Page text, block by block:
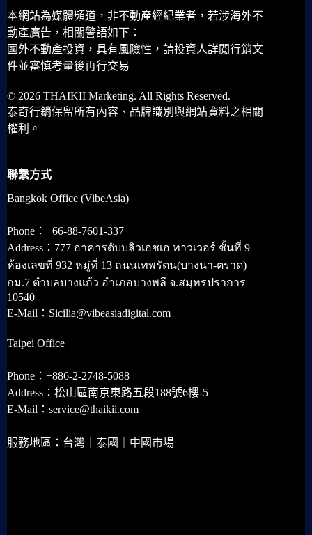
本網站為媒體頻道，非不動產經紀業者，若涉海外不
動產廣告，相關警語如下：
國外不動產投資，具有風險性，請投資人詳閱行銷文
件並審慎考量後再行交易
© 2026 THAIKII Marketing. All Rights Reserved.
泰奇行銷保留所有內容、品牌識別與網站資料之相關
權利。
聯繫方式
Bangkok Office (VibeAsia)
Phone：+66-88-7601-337
Address：777 อาคารดับบลิวเอชเอ ทาวเวอร์ ชั้นที่ 9
ห้องเลขที่ 932 หมู่ที่ 13 ถนนเทพรัตน(บางนา-ตราด)
กม.7 ตำบลบางแก้ว อำเภอบางพลี จ.สมุทรปราการ
10540
E-Mail：Sicilia@vibeasiadigital.com
Taipei Office
Phone：+886-2-2748-5088
Address：松山區南京東路五段188號6樓-5
E-Mail：service@thaikii.com
服務地區：台灣｜泰國｜中國市場